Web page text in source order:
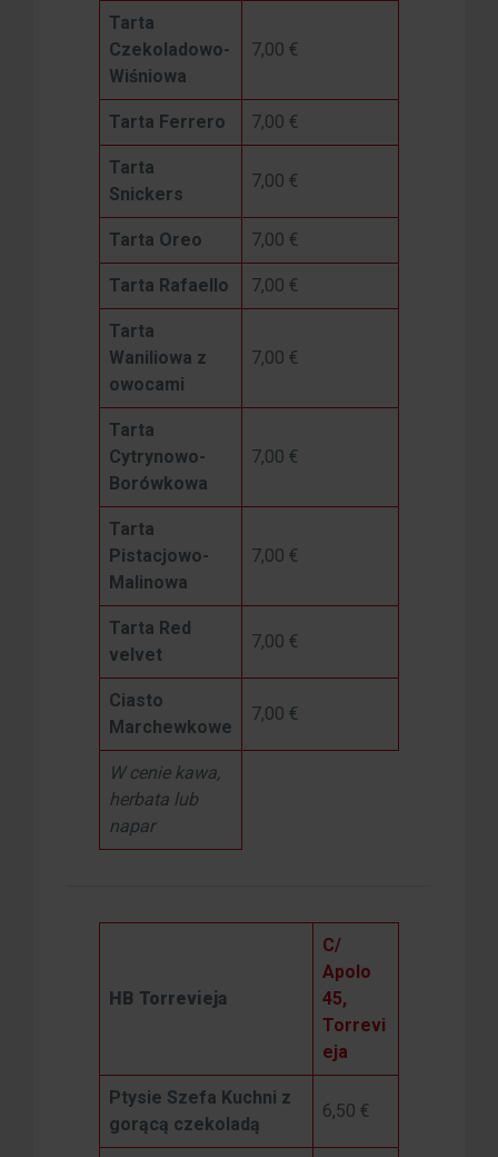
Tarta
Czekoladowo-
Wiśniowa
7,00 €
Tarta Ferrero 7,00 €
Tarta
Snickers
7,00 €
Tarta Oreo 7,00 €
Tarta Rafaello 7,00 €
Tarta
Waniliowa z
owocami
7,00 €
Tarta
Cytrynowo-
Borówkowa
7,00 €
Tarta
Pistacjowo-
Malinowa
7,00 €
Tarta Red
velvet
7,00 €
Ciasto
Marchewkowe
7,00 €
W cenie kawa,
herbata lub
napar
HB Torrevieja
C/
Apolo
45,
Torrevi
eja
Ptysie Szefa Kuchni z
gorącą czekoladą
6,50 €